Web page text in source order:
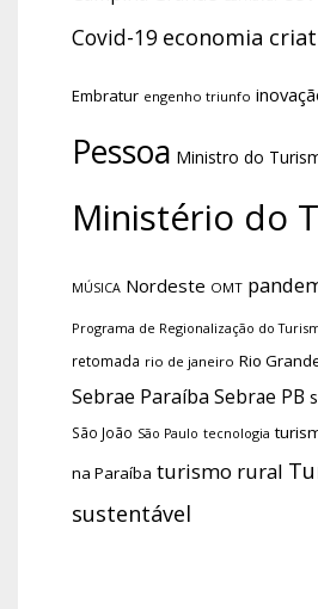
Covid-19 economia
Embratur engenho triunfo
Pessoa Ministro do
Ministério do
MÚSICA Nordeste OMT
Programa de Regionalização do
retomada rio de janeiro Rio
Sebrae Paraíba Sebrae PB
São João São Paulo tecnologia
na Paraíba turismo rural
sustentável